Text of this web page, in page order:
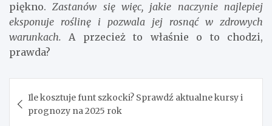
piękno.Zastanów się więc, jakie naczynie najlepiej
eksponuje roślinę i pozwala jej rosnąć w zdrowych
warunkach.A przecież to właśnie o to chodzi,
prawda?
wpisu
Ile kosztuje funt szkocki? Sprawdź aktualne kursy i
prognozy na 2025 rok